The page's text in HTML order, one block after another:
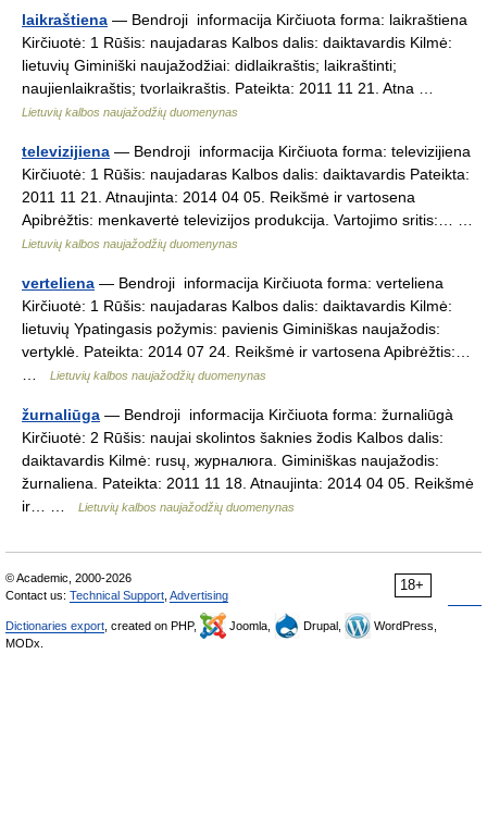
laikraštiena — Bendroji informacija Kirčiuota forma: laikraštiena
Kirčiuotė: 1 Rūšis: naujadaras Kalbos dalis: daiktavardis Kilmė:
lietuvių Giminiški naujažodžiai: didlaikraštis; laikraštinti;
naujienlaikraštis; tvorlaikraštis. Pateikta: 2011 11 21. Atna …
Lietuvių kalbos naujažodžių duomenynas
televizijiena — Bendroji informacija Kirčiuota forma: televizijiena
Kirčiuotė: 1 Rūšis: naujadaras Kalbos dalis: daiktavardis Pateikta:
2011 11 21. Atnaujinta: 2014 04 05. Reikšmė ir vartosena
Apibrėžtis: menkavertė televizijos produkcija. Vartojimo sritis:… …
Lietuvių kalbos naujažodžių duomenynas
verteliena — Bendroji informacija Kirčiuota forma: verteliena
Kirčiuotė: 1 Rūšis: naujadaras Kalbos dalis: daiktavardis Kilmė:
lietuvių Ypatingasis požymis: pavienis Giminiškas naujažodis:
vertyklė. Pateikta: 2014 07 24. Reikšmė ir vartosena Apibrėžtis:…
Lietuvių kalbos naujažodžių duomenynas
žurnaliūga — Bendroji informacija Kirčiuota forma: žurnaliūgà
Kirčiuotė: 2 Rūšis: naujai skolintos šaknies žodis Kalbos dalis:
daiktavardis Kilmė: rusų, журналюга. Giminiškas naujažodis:
žurnaliena. Pateikta: 2011 11 18. Atnaujinta: 2014 04 05. Reikšmė
ir… …
Lietuvių kalbos naujažodžių duomenynas
18+
© Academic, 2000-2026
Contact us: Technical Support Advertising
Dictionaries export , created on PHP, Joomla, Drupal,
WordPress,
MODx.